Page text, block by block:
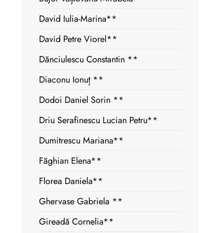
David Iulia-Marina**
David Petre Viorel**
Dănciulescu Constantin **
Diaconu Ionuț **
Dodoi Daniel Sorin **
Driu Serafinescu Lucian Petru**
Dumitrescu Mariana**
Făghian Elena**
Florea Daniela**
Ghervase Gabriela **
Gireadă Cornelia**